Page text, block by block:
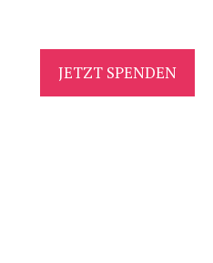
JETZT SPENDEN